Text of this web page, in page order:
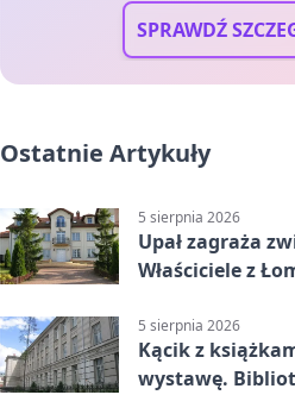
SPRAWDŹ
Ostatnie Artykuły
5 sierpnia 2026
Upał zagraża
Właściciele z
5 sierpnia 2026
Kącik z
wystawę.